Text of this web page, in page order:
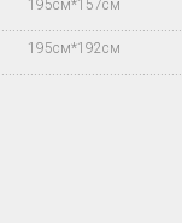
195см*157см
195см*192см